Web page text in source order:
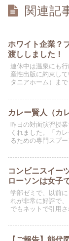
関連記
ホワイト企業？
渡ししました！
連休中は温泉にも
産性出版に約束し
タニアホーム）ま
カレー賢人（カ
昨日の対面演習授
くれました。「カ
るための専門スプ
開発した商品です
コンビニスイー
ローソンは女子
学部ゼミで、以前
れが非常に好評で
でもネットで引用
る調査を実施して